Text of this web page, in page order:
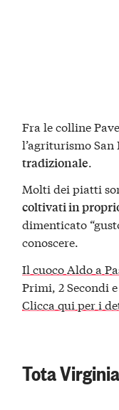
Fra le colline
l’agriturismo
tradizionale
Molti dei piatti
coltivati in
dimenticato
conoscere.
Il cuoco Aldo a
Primi, 2 Secondi
Clicca qui per i
Tota